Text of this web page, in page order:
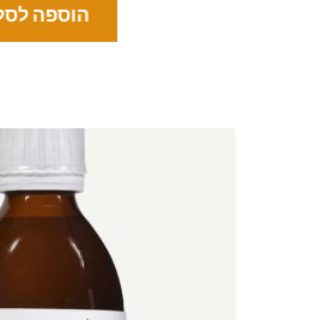
הוספה